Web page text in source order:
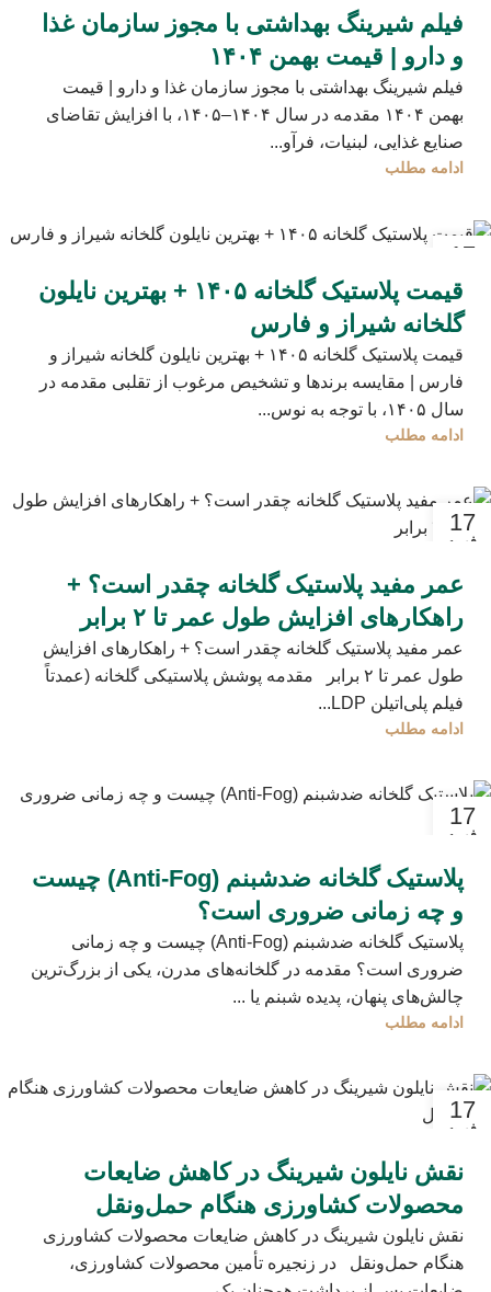
فیلم شیرینگ بهداشتی با مجوز سازمان غذا
و دارو | قیمت بهمن ۱۴۰۴
فیلم شیرینگ بهداشتی با مجوز سازمان غذا و دارو | قیمت
بهمن ۱۴۰۴ مقدمه در سال ۱۴۰۴–۱۴۰۵، با افزایش تقاضای
صنایع غذایی، لبنیات، فرآو...
ادامه مطلب
17
قیمت پلاستیک گلخانه ۱۴۰۵ + بهترین نایلون
گلخانه شیراز و فارس
قیمت پلاستیک گلخانه ۱۴۰۵ + بهترین نایلون گلخانه شیراز و
فارس | مقایسه برندها و تشخیص مرغوب از تقلبی مقدمه در
سال ۱۴۰۵، با توجه به نوس...
ادامه مطلب
17
فوریه
عمر مفید پلاستیک گلخانه چقدر است؟ +
راهکارهای افزایش طول عمر تا ۲ برابر
عمر مفید پلاستیک گلخانه چقدر است؟ + راهکارهای افزایش
طول عمر تا ۲ برابر مقدمه پوشش پلاستیکی گلخانه (عمدتاً
فیلم پلی‌اتیلن LDP...
ادامه مطلب
17
فوریه
پلاستیک گلخانه ضدشبنم (Anti-Fog) چیست
و چه زمانی ضروری است؟
پلاستیک گلخانه ضدشبنم (Anti-Fog) چیست و چه زمانی
ضروری است؟ مقدمه در گلخانه‌های مدرن، یکی از بزرگ‌ترین
چالش‌های پنهان، پدیده شبنم یا ...
ادامه مطلب
17
فوریه
نقش نایلون شیرینگ در کاهش ضایعات
محصولات کشاورزی هنگام حمل‌ونقل
نقش نایلون شیرینگ در کاهش ضایعات محصولات کشاورزی
هنگام حمل‌ونقل در زنجیره تأمین محصولات کشاورزی،